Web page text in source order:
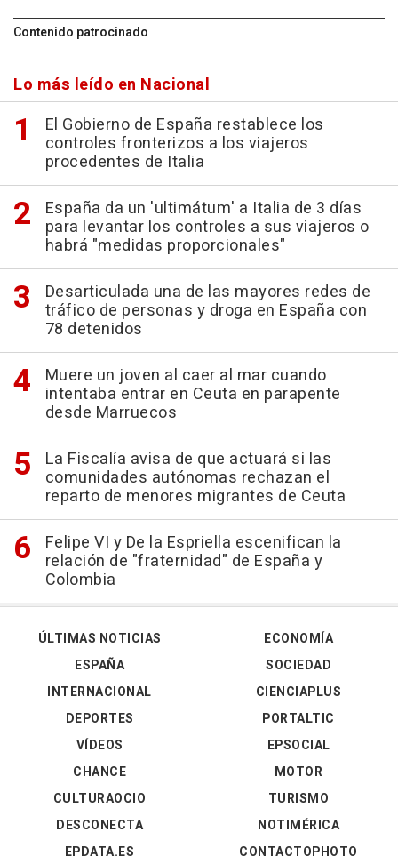
Contenido patrocinado
Lo más leído en Nacional
El Gobierno de España restablece los
controles fronterizos a los viajeros
procedentes de Italia
España da un 'ultimátum' a Italia de 3 días
para levantar los controles a sus viajeros o
habrá "medidas proporcionales"
Desarticulada una de las mayores redes de
tráfico de personas y droga en España con
78 detenidos
Muere un joven al caer al mar cuando
intentaba entrar en Ceuta en parapente
desde Marruecos
La Fiscalía avisa de que actuará si las
comunidades autónomas rechazan el
reparto de menores migrantes de Ceuta
Felipe VI y De la Espriella escenifican la
relación de "fraternidad" de España y
Colombia
ÚLTIMAS NOTICIAS
ESPAÑA
INTERNACIONAL
DEPORTES
VÍDEOS
ECONOMÍA
SOCIEDAD
CIENCIAPLUS
PORTALTIC
EPSOCIAL
CHANCE
CULTURAOCIO
DESCONECTA
EPDATA.ES
MOTOR
TURISMO
NOTIMÉRICA
CONTACTOPHOTO